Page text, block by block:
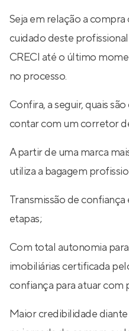
Seja em relação a
cuidado deste
CRECI até o último
no processo.
Confira, a seguir, quais
contar com um corretor
A partir de uma marca
utiliza a bagagem
Transmissão de
etapas;
Com total autonomia
imobiliárias certificada
confiança para atuar com
Maior credibilidade